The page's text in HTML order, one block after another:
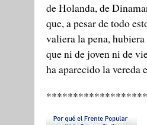
de Holanda, de
que, a pesar de todo
valiera la pena,
que ni de joven ni de
ha aparecido la